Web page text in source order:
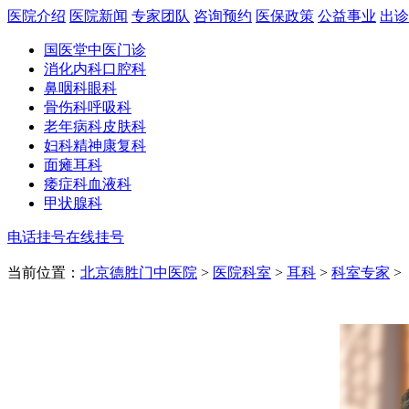
医院介绍 医院新闻 专家团队 咨询预约 医保政策 公益事业 出
国医堂中医门诊
消化内科口腔科
鼻咽科眼科
骨伤科呼吸科
老年病科皮肤科
妇科精神康复科
面瘫耳科
痿症科血液科
甲状腺科
电话挂号在线挂号
当前位置： 北京德胜门中医院 > 医院科室 > 耳科 > 科室专家 >